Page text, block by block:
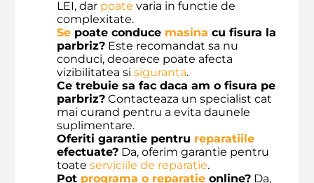
LEI, dar poate varia in functie de
complexitate.
Se poate conduce masina cu fisura la
parbriz? Este recomandat sa nu
conduci, deoarece poate afecta
vizibilitatea si siguranta.
Ce trebuie sa fac daca am o fisura pe
parbriz? Contacteaza un specialist cat
mai curand pentru a evita daunele
suplimentare.
Oferiti garantie pentru reparatiile
efectuate? Da, oferim garantie pentru
toate serviciile de reparatie.
Pot programa o reparatie online? Da,